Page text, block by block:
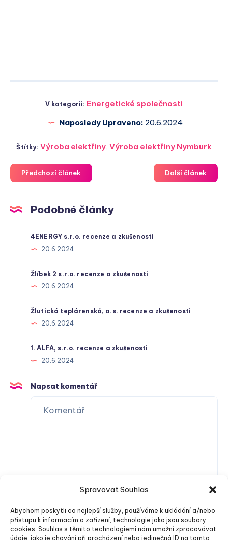
Spravovat Souhlas
Abychom poskytli co nejlepší služby, používáme k ukládání a/nebo
přístupu k informacím o zařízení, technologie jako jsou soubory
cookies. Souhlas s těmito technologiemi nám umožní zpracovávat
údaje, jako je chování při procházení nebo jedinečná ID na tomto
V kategorii: Energetické společnosti
Naposledy Upraveno: 20.6.2024
Štítky: Výroba elektřiny, Výroba elektřiny Nymburk
Předchozí článek Další článek
Podobné články
4ENERGY s.r.o. recenze a zkušenosti
20.6.2024
Žlíbek 2 s.r.o. recenze a zkušenosti
20.6.2024
Žlutická teplárenská, a.s. recenze a zkušenosti
20.6.2024
1. ALFA, s.r.o. recenze a zkušenosti
20.6.2024
Napsat komentář